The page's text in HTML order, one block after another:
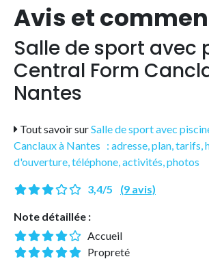
Avis et
Salle de sport avec
Central Form
Nantes
Tout savoir surSalle de sport avec
Canclaux à Nantes : adresse, plan, tarifs,
d'ouverture, téléphone, activités, photos
3,4/5 (9 avis)
Note détaillée :
Accueil
Propreté